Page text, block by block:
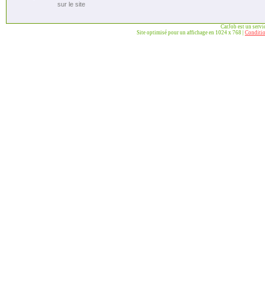
sur le site
CarJob est un
Site optimisé pour un affichage en 1024 x 768 |